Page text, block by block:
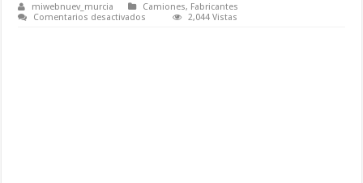
miwebnuev_murcia Camiones, Fabricantes
Comentarios desactivados
2,044 Vistas